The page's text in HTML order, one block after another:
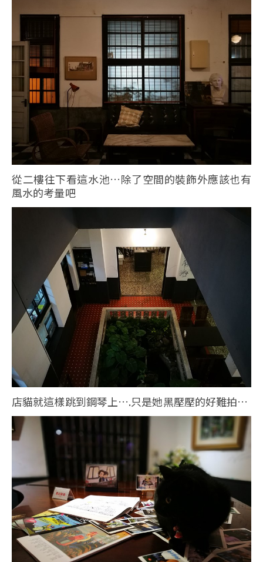
從二樓往下看這水池…除了空間的裝飾外應該也有
風水的考量吧
店貓就這樣跳到鋼琴上….只是她黑壓壓的好難拍…